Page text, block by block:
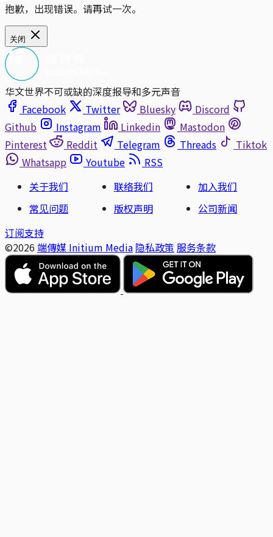
抱歉，出现错误。请再试一次。
关闭
华文世界不可或缺的深度报导和多元声音
Facebook
Twitter Bluesky
Discord
Github
Instagram Linkedin
Mastodon
Pinterest
Reddit Telegram Threads
Tiktok
Whatsapp
Youtube
RSS
关于我们
联络我们
加入我们
常见问题
版权声明
公司新闻
订阅支持
©2026 端傳媒 Initium Media 隐私政策 服务条款